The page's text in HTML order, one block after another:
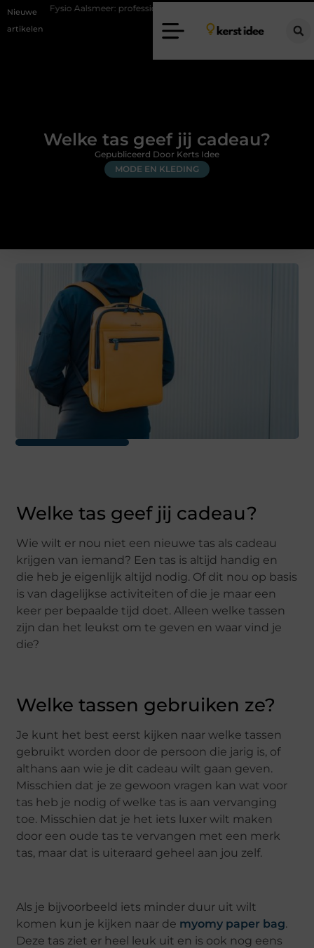
Nieuwe
artikelen
Aalsmeer: professionele hulp bij pijn en bewegingsklachten
Welke tas geef jij cadeau?
MODE EN KLEDING
Gepubliceerd Door Kerts Idee
Welke tas geef jij cadeau?
Wie wilt er nou niet een nieuwe tas als cadeau
krijgen van iemand? Een tas is altijd handig en
die heb je eigenlijk altijd nodig. Of dit nou op basis
is van dagelijkse activiteiten of die je maar een
keer per bepaalde tijd doet. Alleen welke tassen
zijn dan het leukst om te geven en waar vind je
die?
Welke tassen gebruiken ze?
Je kunt het best eerst kijken naar welke tassen
gebruikt worden door de persoon die jarig is, of
althans aan wie je dit cadeau wilt gaan geven.
Misschien dat je ze gewoon vragen kan wat voor
tas heb je nodig of welke tas is aan vervanging
toe. Misschien dat je het iets luxer wilt maken
door een oude tas te vervangen met een merk
tas, maar dat is uiteraard geheel aan jou zelf.
Als je bijvoorbeeld iets minder duur uit wilt
komen kun je kijken naar de myomy paper bag.
Deze tas ziet er heel leuk uit en is ook nog eens